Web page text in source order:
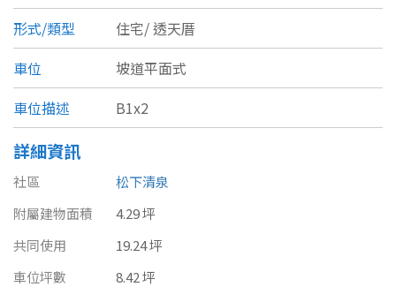
苗栗縣
台中市
彰化縣
南投縣
雲林縣
嘉義市
嘉義縣
農舍 辦公 店面 工廠
坪數
不拘
40~50 坪
形式/類型
住宅/透天厝
車位
坡道平面式
車位描述
B1x2
詳細資訊
社區
松下清泉
附屬建物面積
4.29 坪
共同使用
19.24 坪
車位坪數
8.42 坪